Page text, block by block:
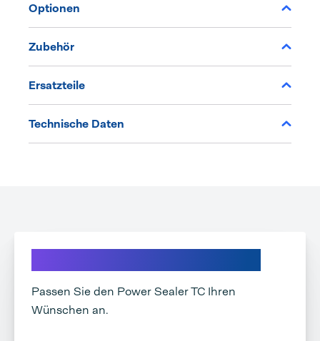
Optionen
Zubehör
Ersatzteile
Technische Daten
Passen Sie den Power Sealer TC Ihren
Wünschen an.